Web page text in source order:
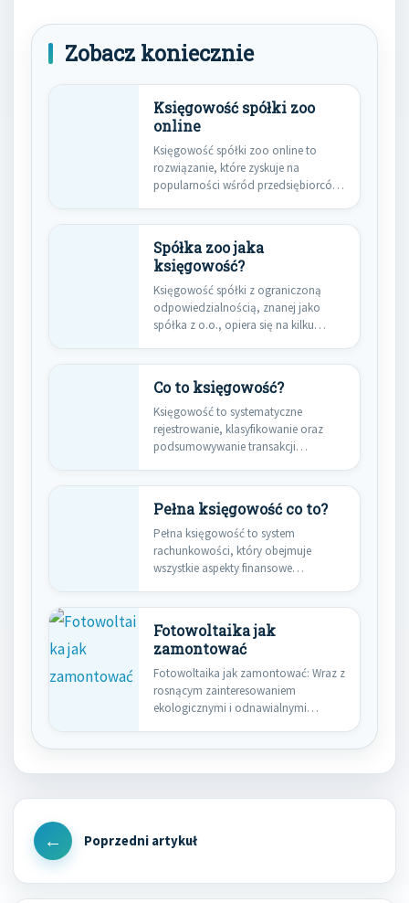
Zobacz koniecznie
Księgowość spółki zoo
online
Księgowość spółki zoo online to
rozwiązanie, które zyskuje na
popularności wśród przedsiębiorców.
Spółka zoo jaka
księgowość?
Księgowość spółki z ograniczoną
odpowiedzialnością, znanej jako
spółka z o.o., opiera się na kilku
Co to księgowość?
Księgowość to systematyczne
rejestrowanie, klasyfikowanie oraz
podsumowywanie transakcji
Pełna księgowość co to?
Pełna księgowość to system
rachunkowości, który obejmuje
wszystkie aspekty finansowe
Fotowoltaika jak
zamontować
Fotowoltaika jak zamontować: Wraz z
rosnącym zainteresowaniem
ekologicznymi i odnawialnymi
Nawigacja
wpisu
Previous